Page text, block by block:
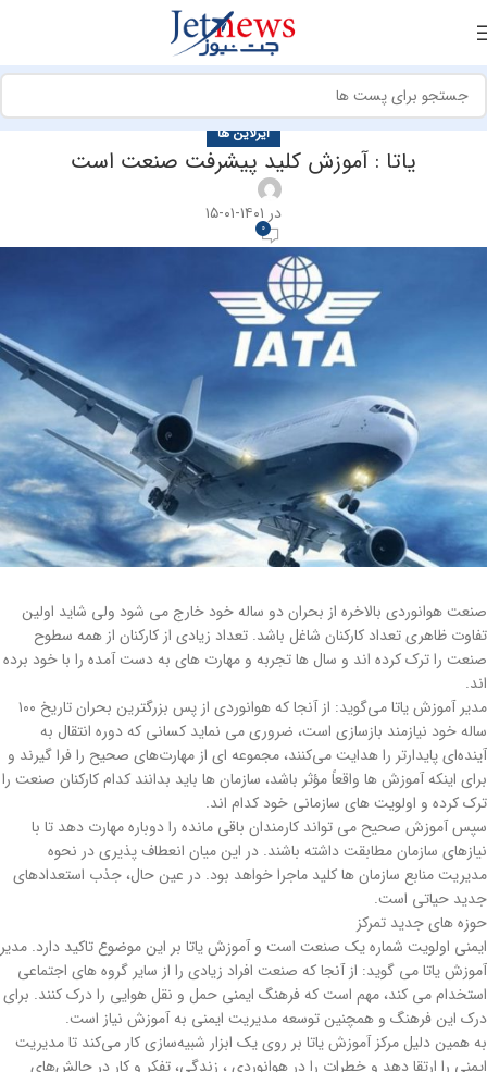
ایرلاین ها
یاتا : آموزش کلید پیشرفت صنعت است
در ۱۴۰۱-۰۱-۱۵
0
صنعت هوانوردی بالاخره از بحران دو ساله خود خارج می شود ولی شاید اولین
تفاوت ظاهری تعداد کارکنان شاغل باشد. تعداد زیادی از کارکنان از همه سطوح
صنعت را ترک کرده اند و سال ها تجربه و مهارت های به دست آمده را با خود برده
اند.
مدیر آموزش یاتا می‌گوید: از آنجا که هوانوردی از پس بزرگترین بحران تاریخ ۱۰۰
ساله خود نیازمند بازسازی است، ضروری می نماید کسانی که دوره انتقال به
آینده‌ای پایدارتر را هدایت می‌کنند، مجموعه ای از مهارت‌های صحیح را فرا گیرند و
برای اینکه آموزش ها واقعاً مؤثر باشد، سازمان ها باید بدانند کدام کارکنان صنعت را
ترک کرده و اولویت های سازمانی خود کدام اند.
سپس آموزش صحیح می تواند کارمندان باقی مانده را دوباره مهارت دهد تا با
نیازهای سازمان مطابقت داشته باشند. در این میان انعطاف پذیری در نحوه
مدیریت منابع سازمان ها کلید ماجرا خواهد بود. در عین حال، جذب استعدادهای
جدید حیاتی است.
حوزه های جدید تمرکز
ایمنی اولویت شماره یک صنعت است و آموزش یاتا بر این موضوع تاکید دارد. مدیر
آموزش یاتا می گوید: از آنجا که صنعت افراد زیادی را از سایر گروه های اجتماعی
استخدام می کند، مهم است که فرهنگ ایمنی حمل و نقل هوایی را درک کنند. برای
درک این فرهنگ و همچنین توسعه مدیریت ایمنی به آموزش نیاز است.
به همین دلیل مرکز آموزش یاتا بر روی یک ابزار شبیه‌سازی کار می‌کند تا مدیریت
ایمنی را ارتقا دهد و خطرات را در هوانوردی ، زندگی، تفکر و کار در چالش‌های